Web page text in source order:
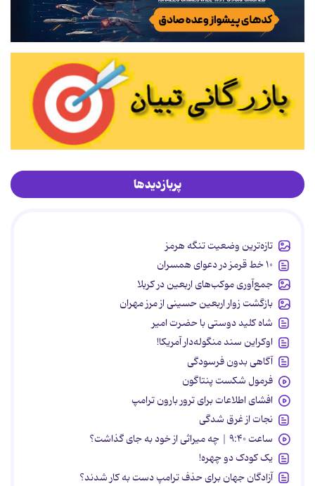
پربازدیدها
تازه‌ترین وضعیت تنگه هرمز
۱۰ خط قرمز در دعوای همسران
جمع‌آوری موکب‌های اربعین در کربلا
بازگشت زوار اربعین حسینی از مرز مهران
شاه کلید دوستی با حضرت امیر
اوکراین سند منگوله‌دار آمریکا!
آگاهی بدون فرسودگی
فرمول شکست پنتاگون
افشای اطلاعات برای ترور بارون ترامپ
نجات از غرق شدگی
ساعت ۹:۴۰ | چه میراثی از خود به جای گذاشت؟
یک کودک دو چهره!
آزادگان جهان برای حذف ترامپ دست به کار شدند؟